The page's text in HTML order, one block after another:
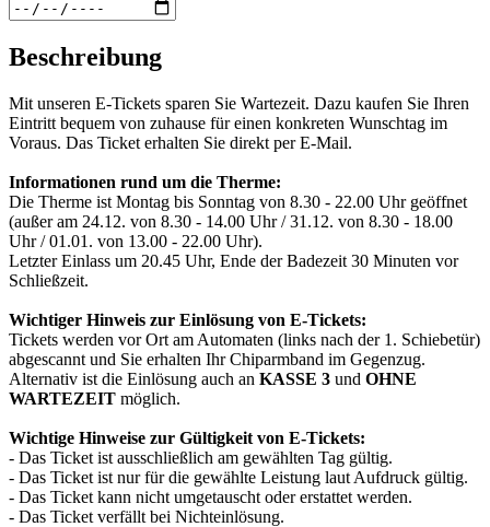
Beschreibung
Mit unseren E-Tickets sparen Sie Wartezeit. Dazu kaufen Sie Ihren
Eintritt bequem von zuhause für einen konkreten Wunschtag im
Voraus. Das Ticket erhalten Sie direkt per E-Mail.
Informationen rund um die Therme:
Die Therme ist Montag bis Sonntag von 8.30 - 22.00 Uhr geöffnet
(außer am 24.12. von 8.30 - 14.00 Uhr / 31.12. von 8.30 - 18.00
Uhr / 01.01. von 13.00 - 22.00 Uhr).
Letzter Einlass um 20.45 Uhr, Ende der Badezeit 30 Minuten vor
Schließzeit.
Wichtiger Hinweis zur Einlösung von E-Tickets:
Tickets werden vor Ort am Automaten (links nach der 1. Schiebetür)
abgescannt und Sie erhalten Ihr Chiparmband im Gegenzug.
Alternativ ist die Einlösung auch an KASSE 3 und OHNE
WARTEZEIT möglich.
Wichtige Hinweise zur Gültigkeit von E-Tickets:
- Das Ticket ist ausschließlich am gewählten Tag gültig.
- Das Ticket ist nur für die gewählte Leistung laut Aufdruck gültig.
- Das Ticket kann nicht umgetauscht oder erstattet werden.
- Das Ticket verfällt bei Nichteinlösung.